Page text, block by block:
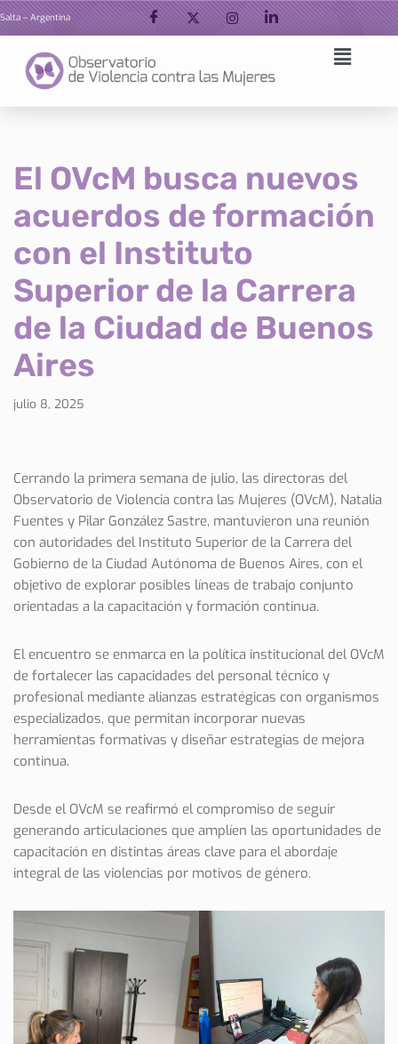
contenido
Salta – Argentina
El OVcM busca nuevos
acuerdos de formación
con el Instituto
Superior de la Carrera
de la Ciudad de Buenos
Aires
julio 8, 2025
Cerrando la primera semana de julio, las directoras del
Observatorio de Violencia contra las Mujeres (OVcM), Natalia
Fuentes y Pilar González Sastre, mantuvieron una reunión
con autoridades del Instituto Superior de la Carrera del
Gobierno de la Ciudad Autónoma de Buenos Aires, con el
objetivo de explorar posibles líneas de trabajo conjunto
orientadas a la capacitación y formación continua.
El encuentro se enmarca en la política institucional del OVcM
de fortalecer las capacidades del personal técnico y
profesional mediante alianzas estratégicas con organismos
especializados, que permitan incorporar nuevas
herramientas formativas y diseñar estrategias de mejora
continua.
Desde el OVcM se reafirmó el compromiso de seguir
generando articulaciones que amplíen las oportunidades de
capacitación en distintas áreas clave para el abordaje
integral de las violencias por motivos de género.